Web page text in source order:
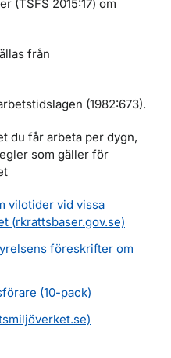
(TSFS 2015:17) om
från
(1982:673).
du får arbeta per dygn,
som gäller för
vilotider vid vissa
(rkrattsbaser.gov.se)
föreskrifter om
(10-pack)